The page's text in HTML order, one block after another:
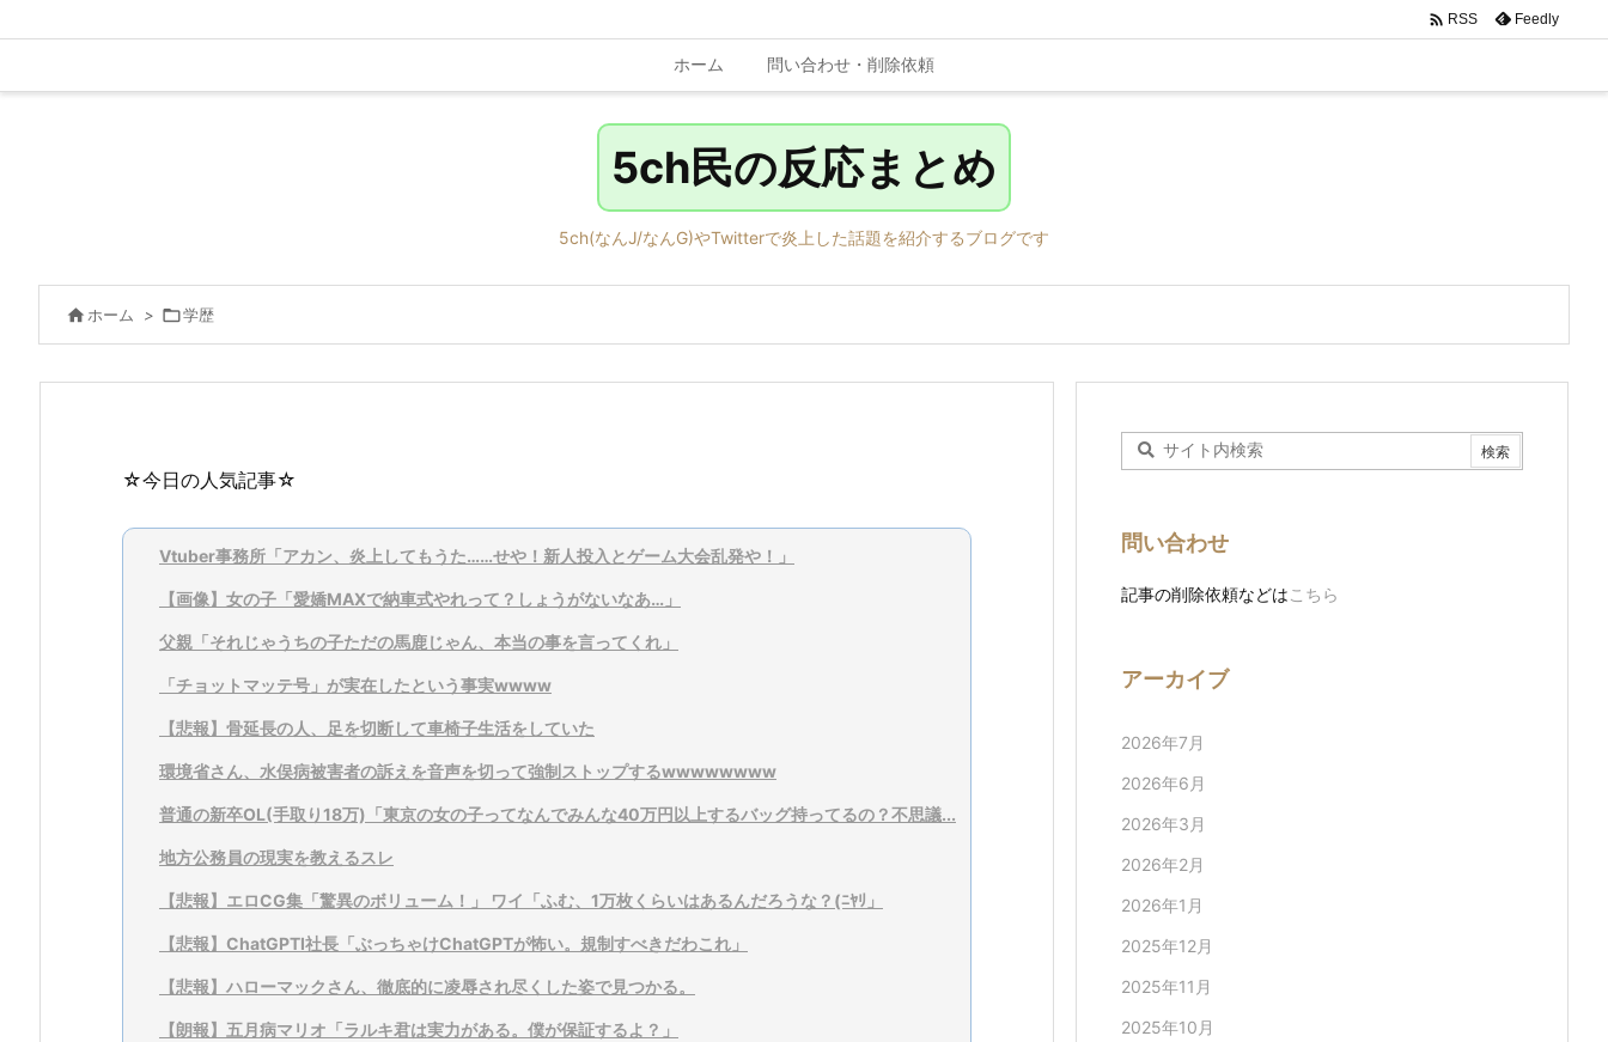
ホーム 問い合わせ・削除依頼
 RSS Feedly
5ch民の反応まとめ
5ch(なんJ/なんG)やTwitterで炎上した話題を紹介するブログです
 ホーム > 学歴
☆今日の人気記事☆
Vtuber事務所「アカン、炎上してもうた……せや！新人投入とゲーム大会乱発や！」
【画像】女の子「愛嬌MAXで納車式やれって？しょうがないなあ…」
父親「それじゃうちの子ただの馬鹿じゃん、本当の事を言ってくれ」
「チョットマッテ号」が実在したという事実wwww
【悲報】骨延長の人、足を切断して車椅子生活をしていた
環境省さん、水俣病被害者の訴えを音声を切って強制ストップするwwwwwwww
普通の新卒OL(手取り18万)「東京の女の子ってなんでみんな40万円以上するバッグ持ってるの？不思議...
地方公務員の現実を教えるスレ
【悲報】エロCG集「驚異のボリューム！」 ワイ「ふむ、1万枚くらいはあるんだろうな？(ﾆﾔﾘ」
【悲報】ChatGPTI社長「ぶっちゃけChatGPTが怖い。規制すべきだわこれ」
【悲報】ハローマックさん、徹底的に凌辱され尽くした姿で見つかる。
【朗報】五月病マリオ「ラルキ君は実力がある。僕が保証するよ？」
問い合わせ
記事の削除依頼などは こちら
アーカイブ
2026年7月
2026年6月
2026年3月
2026年2月
2026年1月
2025年12月
2025年11月
2025年10月